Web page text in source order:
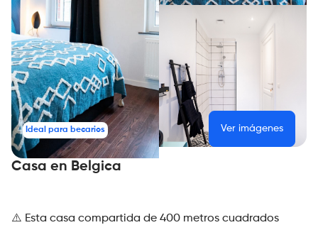
Ideal para becarios Ver imágenes
Casa en Belgica
⚠️ Esta casa compartida de 400 metros cuadrados